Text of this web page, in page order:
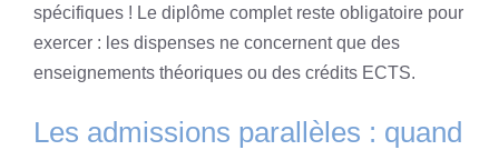
spécifiques ! Le diplôme complet reste obligatoire pour
exercer : les dispenses ne concernent que des
enseignements théoriques ou des crédits ECTS.
Les admissions parallèles : quand